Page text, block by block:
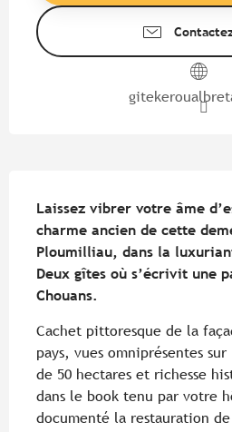
Laissez vibrer votre âme
charme ancien de cette
Ploumilliau, dans la
Deux gîtes où s’écrivit une
Chouans.
Cachet pittoresque de la
pays, vues omniprésentes
de 50 hectares et richesse
dans le book tenu par votre
documenté la restauration